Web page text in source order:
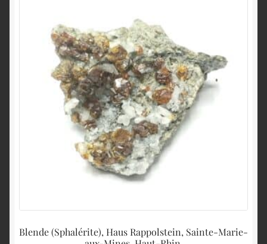
Blende (Sphalérite), Haus Rappolstein, Sainte-Marie-